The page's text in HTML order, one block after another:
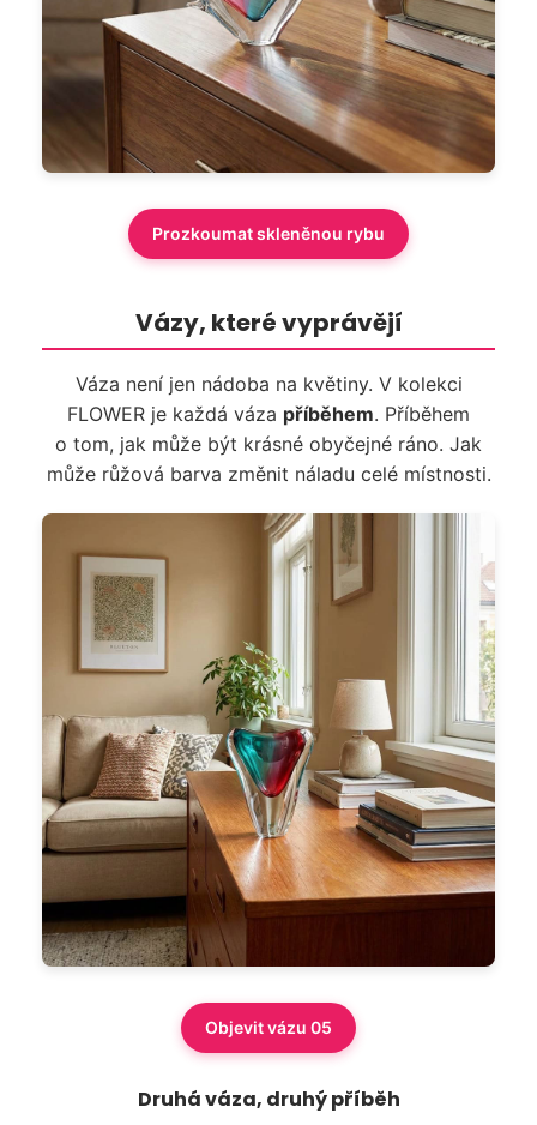
Prozkoumat skleněnou rybu
Vázy, které vyprávějí
Váza není jen nádoba na květiny. V kolekci
FLOWER je každá váza příběhem. Příběhem
o tom, jak může být krásné obyčejné ráno. Jak
může růžová barva změnit náladu celé místnosti.
Objevit vázu 05
Druhá váza, druhý příběh